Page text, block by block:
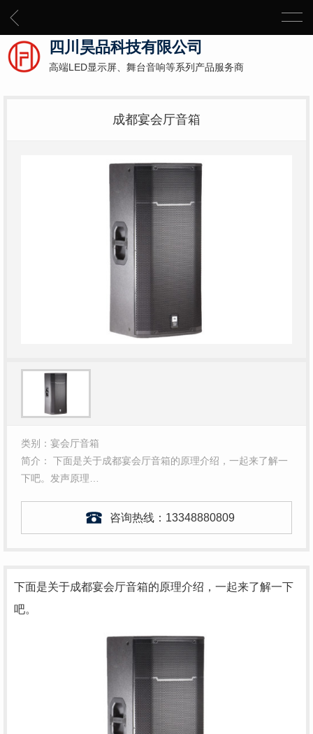
四川昊品科技有限公司
高端LED显示屏、舞台音响等系列产品服务商
成都宴会厅音箱
类别：宴会厅音箱
简介： 下面是关于成都宴会厅音箱的原理介绍，一起来了解一
下吧。发声原理…
咨询热线： 13348880809
下面是关于成都宴会厅音箱的原理介绍，一起来了解一下
吧。